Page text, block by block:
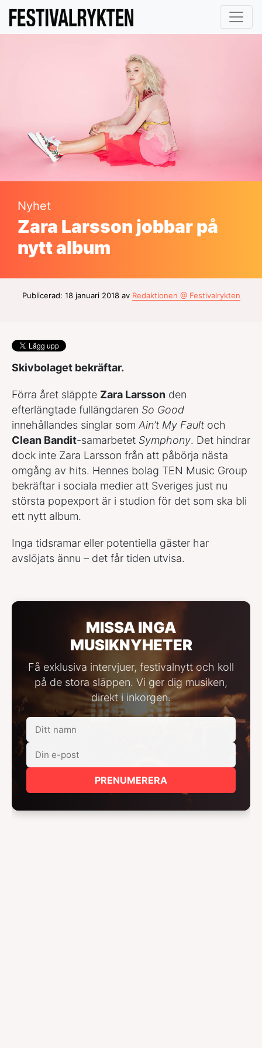
Nyhet
Zara Larsson jobbar på
nytt album
Publicerad: 18 januari 2018 av Redaktionen @ Festivalrykten
Skivbolaget bekräftar.
Förra året släppte Zara Larsson den
efterlängtade fullängdaren So Good
innehållandes singlar som Ain’t My Fault och
Clean Bandit-samarbetet Symphony. Det hindrar
dock inte Zara Larsson från att påbörja nästa
omgång av hits. Hennes bolag TEN Music Group
bekräftar i sociala medier att Sveriges just nu
största popexport är i studion för det som ska bli
ett nytt album.
Inga tidsramar eller potentiella gäster har
avslöjats ännu – det får tiden utvisa.
MISSA INGA
MUSIKNYHETER
Få exklusiva intervjuer, festivalnytt och koll
på de stora släppen. Vi ger dig musiken,
direkt i inkorgen.
PRENUMERERA